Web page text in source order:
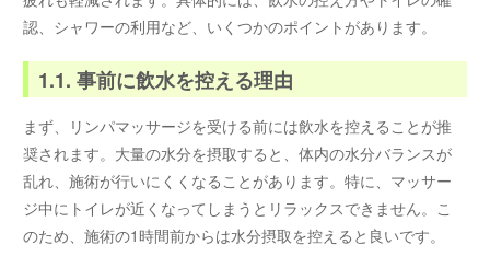
認、シャワーの利用など、いくつかのポイントがあります。
1.1. 事前に飲水を控える理由
まず、リンパマッサージを受ける前には飲水を控えることが推
奨されます。大量の水分を摂取すると、体内の水分バランスが
乱れ、施術が行いにくくなることがあります。特に、マッサー
ジ中にトイレが近くなってしまうとリラックスできません。こ
のため、施術の1時間前からは水分摂取を控えると良いです。